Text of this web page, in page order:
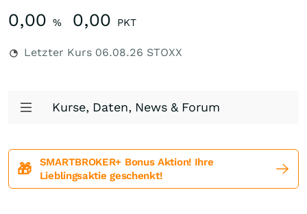
0,00 % 0,00 PKT
Letzter Kurs 06.08.26 STOXX
Kurse, Daten, News & Forum
🎁
SMARTBROKER+ Bonus Aktion! Ihre
Lieblingsaktie geschenkt!